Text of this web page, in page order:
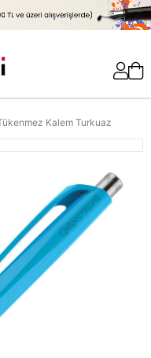
Kalem Turkuaz